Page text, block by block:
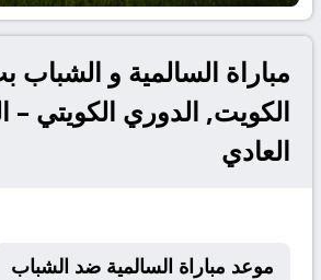
مباراة السالمية و
الكويت, الدوري الكويتي –
العادي
موعد مباراة السالمية ضد الشباب